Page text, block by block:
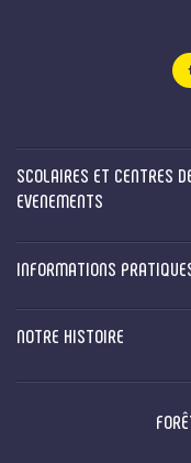
SCOLAIRES ET CENTRES
EVENEMENTS
INFORMATIONS
NOTRE HISTOIRE